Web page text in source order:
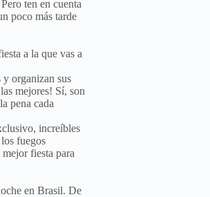
ten en cuenta
poco más tarde
a la que vas a
y organizan sus
mejores! Sí, son
pena cada
increíbles
fuegos
fiesta para
en Brasil. De